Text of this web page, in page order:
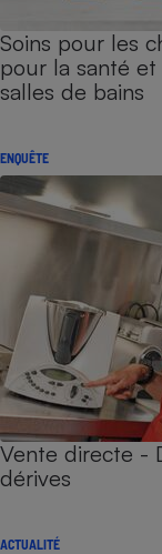
Soins pour les
pour la santé et
salles de bains
ENQUÊTE
Vente directe -
dérives
ACTUALITÉ